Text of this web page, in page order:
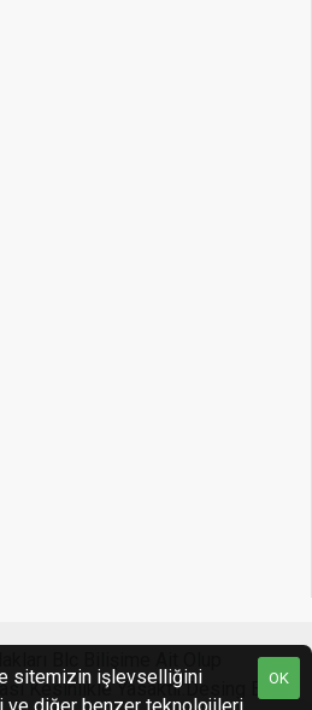
Kolaylığı
Kesinlikle Yasaktir.Desing ByOK
sitemizin işlevselliğini